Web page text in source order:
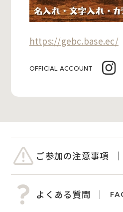
https://gebc.base.ec/
OFFICIAL ACCOUNT
ご参加の注意事項
よくある質問